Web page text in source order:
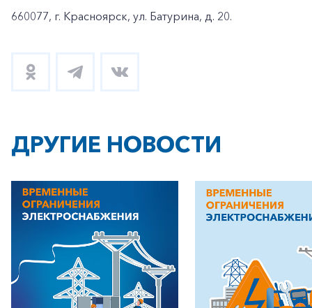
660077, г. Красноярск, ул. Батурина, д. 20.
ДРУГИЕ НОВОСТИ